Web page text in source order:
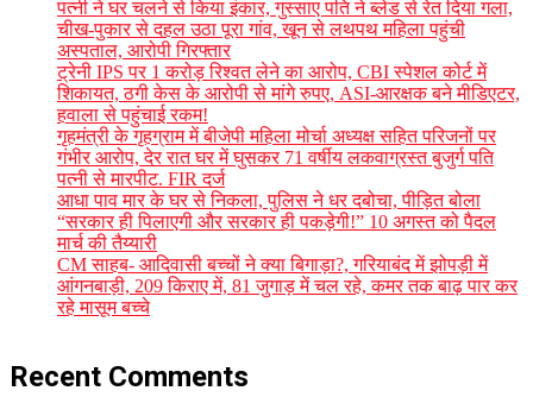
पत्नी ने घर चलने से किया इंकार, गुस्साए पति ने ब्लेड से रेत दिया गला,
चीख-पुकार से दहल उठा पूरा गांव, खून से लथपथ महिला पहुंची
अस्पताल, आरोपी गिरफ्तार
ट्रेनी IPS पर 1 करोड़ रिश्वत लेने का आरोप, CBI स्पेशल कोर्ट में
शिकायत, ठगी केस के आरोपी से मांगे रुपए, ASI-आरक्षक बने मीडिएटर,
हवाला से पहुंचाई रकम!
गृहमंत्री के गृहग्राम में बीजेपी महिला मोर्चा अध्यक्ष सहित परिजनों पर
गंभीर आरोप, देर रात घर में घुसकर 71 वर्षीय लकवाग्रस्त बुजुर्ग पति
पत्नी से मारपीट. FIR दर्ज
आधा पाव मार के घर से निकला, पुलिस ने धर दबोचा, पीड़ित बोला
“सरकार ही पिलाएगी और सरकार ही पकड़ेगी!” 10 अगस्त को पैदल
मार्च की तैय्यारी
CM साहब- आदिवासी बच्चों ने क्या बिगाड़ा?, गरियाबंद में झोपड़ी में
आंगनबाड़ी, 209 किराए में, 81 जुगाड़ में चल रहे, कमर तक बाढ़ पार कर
रहे मासूम बच्चे
Recent Comments